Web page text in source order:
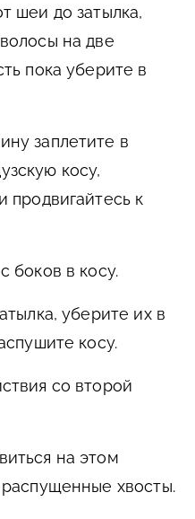
шеи до затылка,
на две
пока уберите в
заплетите в
косу,
продвигайтесь к
боков в косу.
уберите их в
косу.
со второй
на этом
хвосты.